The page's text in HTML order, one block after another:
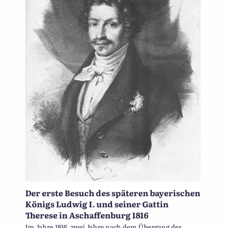
Der erste Besuch des späteren bayerischen
Königs Ludwig I. und seiner Gattin
Therese in Aschaffenburg 1816